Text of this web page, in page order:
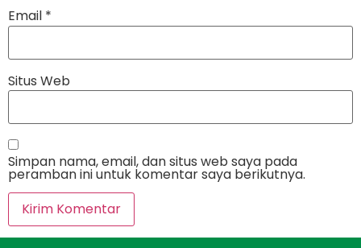
Email *
Situs Web
Simpan nama, email, dan situs web saya pada
peramban ini untuk komentar saya berikutnya.